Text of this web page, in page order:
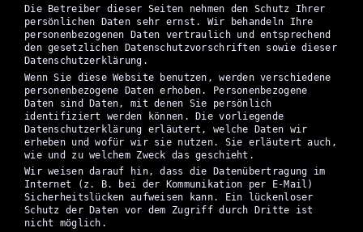
Die Betreiber dieser Seiten nehmen den Schutz Ihrer
persönlichen Daten sehr ernst. Wir behandeln Ihre
personenbezogenen Daten vertraulich und entsprechend
den gesetzlichen Datenschutzvorschriften sowie dieser
Datenschutzerklärung.
Wenn Sie diese Website benutzen, werden verschiedene
personenbezogene Daten erhoben. Personenbezogene
Daten sind Daten, mit denen Sie persönlich
identifiziert werden können. Die vorliegende
Datenschutzerklärung erläutert, welche Daten wir
erheben und wofür wir sie nutzen. Sie erläutert auch,
wie und zu welchem Zweck das geschieht.
Wir weisen darauf hin, dass die Datenübertragung im
Internet (z. B. bei der Kommunikation per E-Mail)
Sicherheitslücken aufweisen kann. Ein lückenloser
Schutz der Daten vor dem Zugriff durch Dritte ist
nicht möglich.